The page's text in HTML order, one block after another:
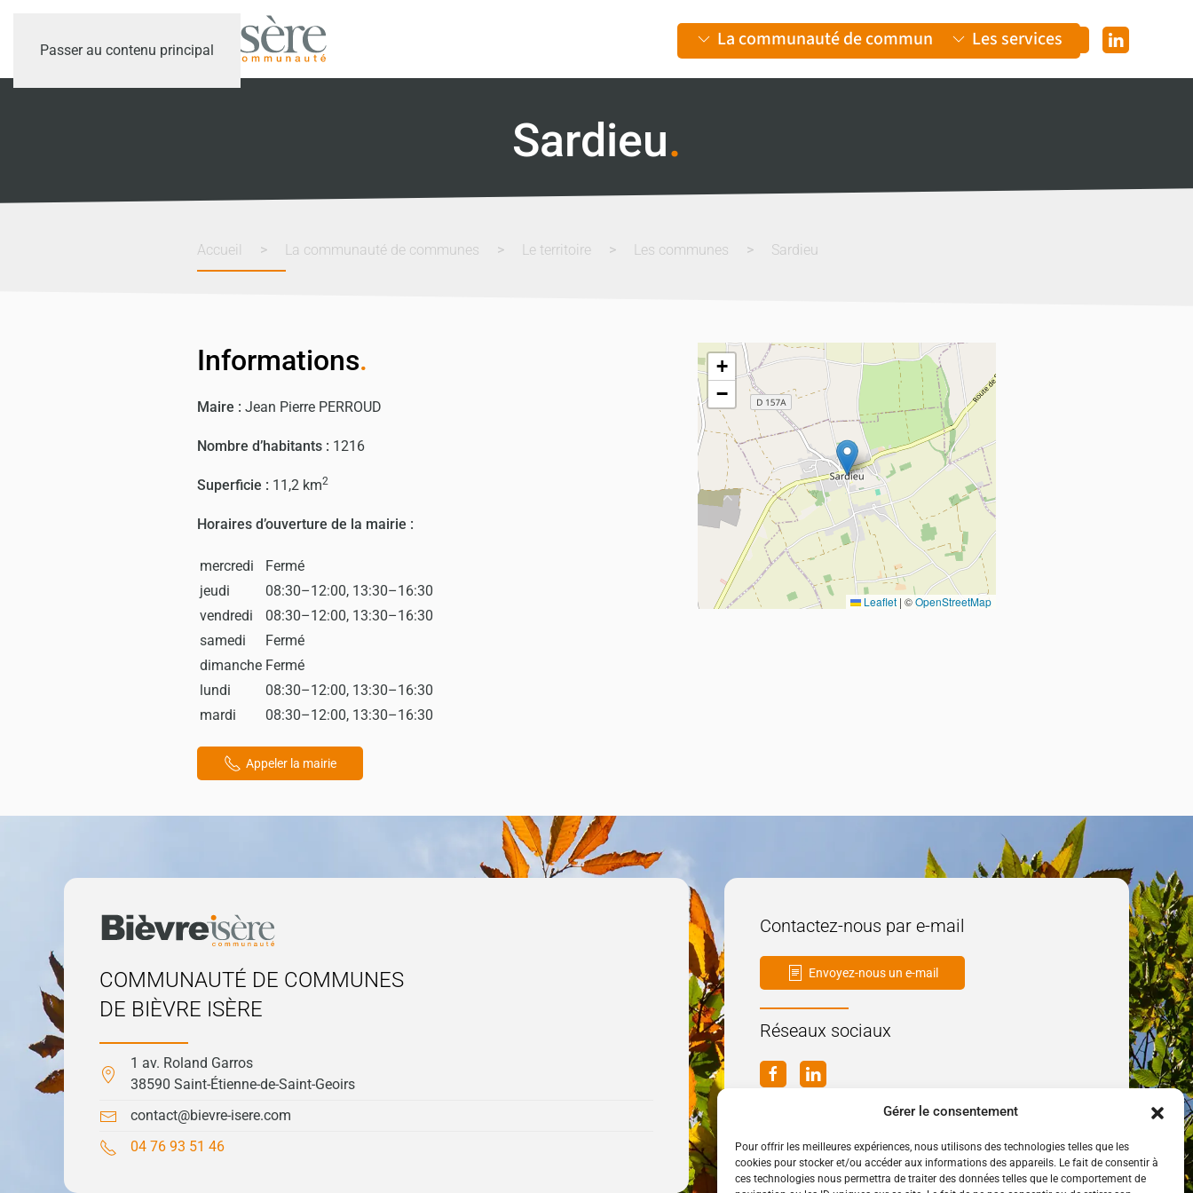
Gérer le consentement
Pour offrir les meilleures expériences, nous utilisons des technologies telles que les
cookies pour stocker et/ou accéder aux informations des appareils. Le fait de consentir à
ces technologies nous permettra de traiter des données telles que le comportement de
Passer au contenu principal La communauté de communes Les services
Sardieu.
Accueil La communauté de communes Le territoire Les communes Sardieu
Informations.
Maire : Jean Pierre PERROUD
Nombre d’habitants : 1216
Superficie : 11,2 km2
Horaires d’ouverture de la mairie :
mercredi
Fermé
jeudi
08:30–12:00, 13:30–16:30
vendredi
08:30–12:00, 13:30–16:30
samedi
Fermé
dimanche Fermé
lundi
08:30–12:00, 13:30–16:30
mardi
08:30–12:00, 13:30–16:30
Appeler la mairie
+
−
Leaflet | ©OpenStreetMap
COMMUNAUTÉ DE COMMUNES
DE BIÈVRE ISÈRE
1 av. Roland Garros
38590 Saint-Étienne-de-Saint-Geoirs
contact@bievre-isere.com
04 76 93 51 46
Contactez-nous par e-mail
Envoyez-nous un e-mail
Réseaux sociaux